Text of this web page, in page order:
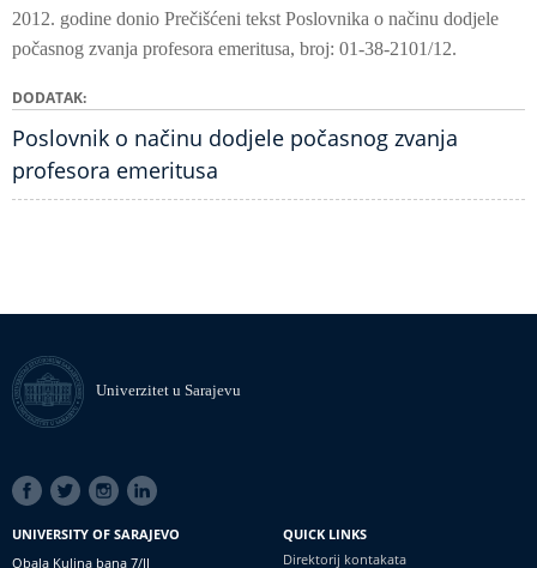
2012. godine donio Prečišćeni tekst Poslovnika o načinu dodjele
počasnog zvanja profesora emeritusa, broj: 01-38-2101/12.
DODATAK
Poslovnik o načinu dodjele počasnog zvanja
profesora emeritusa
Univerzitet u Sarajevu
SOCIAL
LINKS
UNIVERSITY OF SARAJEVO
Obala Kulina bana 7/II
QUICK LINKS
Direktorij kontakata